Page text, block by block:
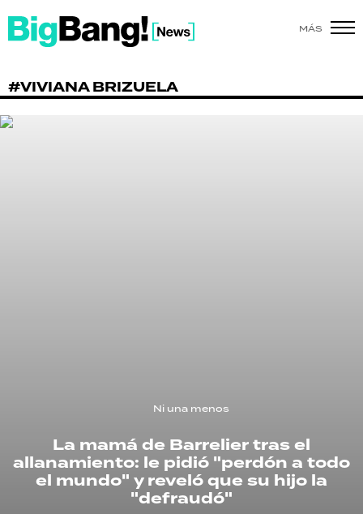
MÁS
#VIVIANA BRIZUELA
Ni una menos
La mamá de Barrelier tras el
allanamiento: le pidió "perdón a todo
el mundo" y reveló que su hijo la
"defraudó"
SHOW
POLÍTICA
RECETAS
PALABRAS